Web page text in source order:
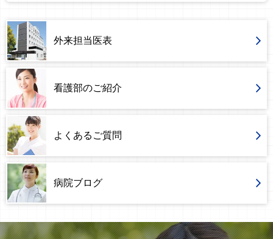
外来担当医表
看護部のご紹介
よくあるご質問
病院ブログ